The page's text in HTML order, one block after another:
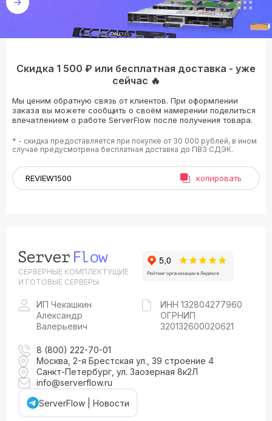
Скидка 1 500 ₽ или бесплатная доставка - уже
сейчас 🔥
Мы ценим обратную связь от клиентов. При оформлении
заказа вы можете сообщить о своём намерении поделиться
впечатлением о работе ServerFlow после получения товара.
* - скидка предоставляется при покупке от 30 000 рублей, в ином
случае предусмотрена бесплатная доставка до ПВЗ СДЭК.
копировать
СЕРВЕРНЫЕ КОМПЛЕКТУЩИЕ
И ГОТОВЫЕ СЕРВЕРЫ
ИП Чекашкин
Александр
Валерьевич
ИНН 132804277960
ОГРНИП
320132600020621
8 (800) 222-70-01
Москва, 2-я Брестская ул., 39 строение 4
Санкт-Петербург, ул. Заозерная 8к2Л
info@serverflow.ru
ServerFlow | Новости